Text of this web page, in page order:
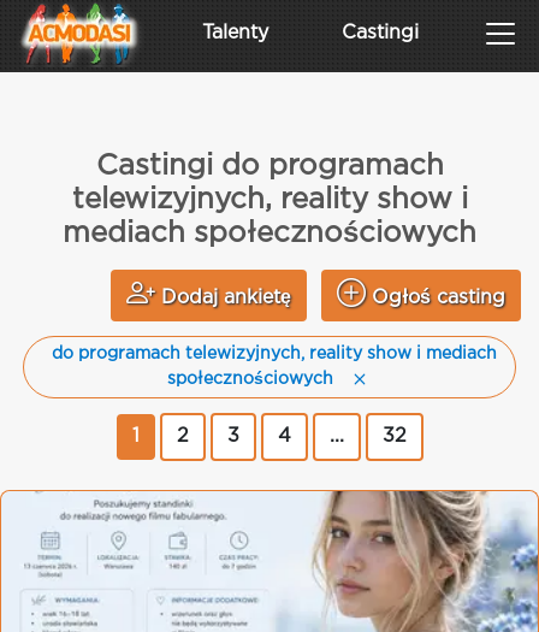
Talenty Castingi
Castingi do programach
telewizyjnych, reality show i
mediach społecznościowych
Dodaj ankietę Ogłoś casting
do programach telewizyjnych, reality show i mediach
społecznościowych
2 3 4 ... 32